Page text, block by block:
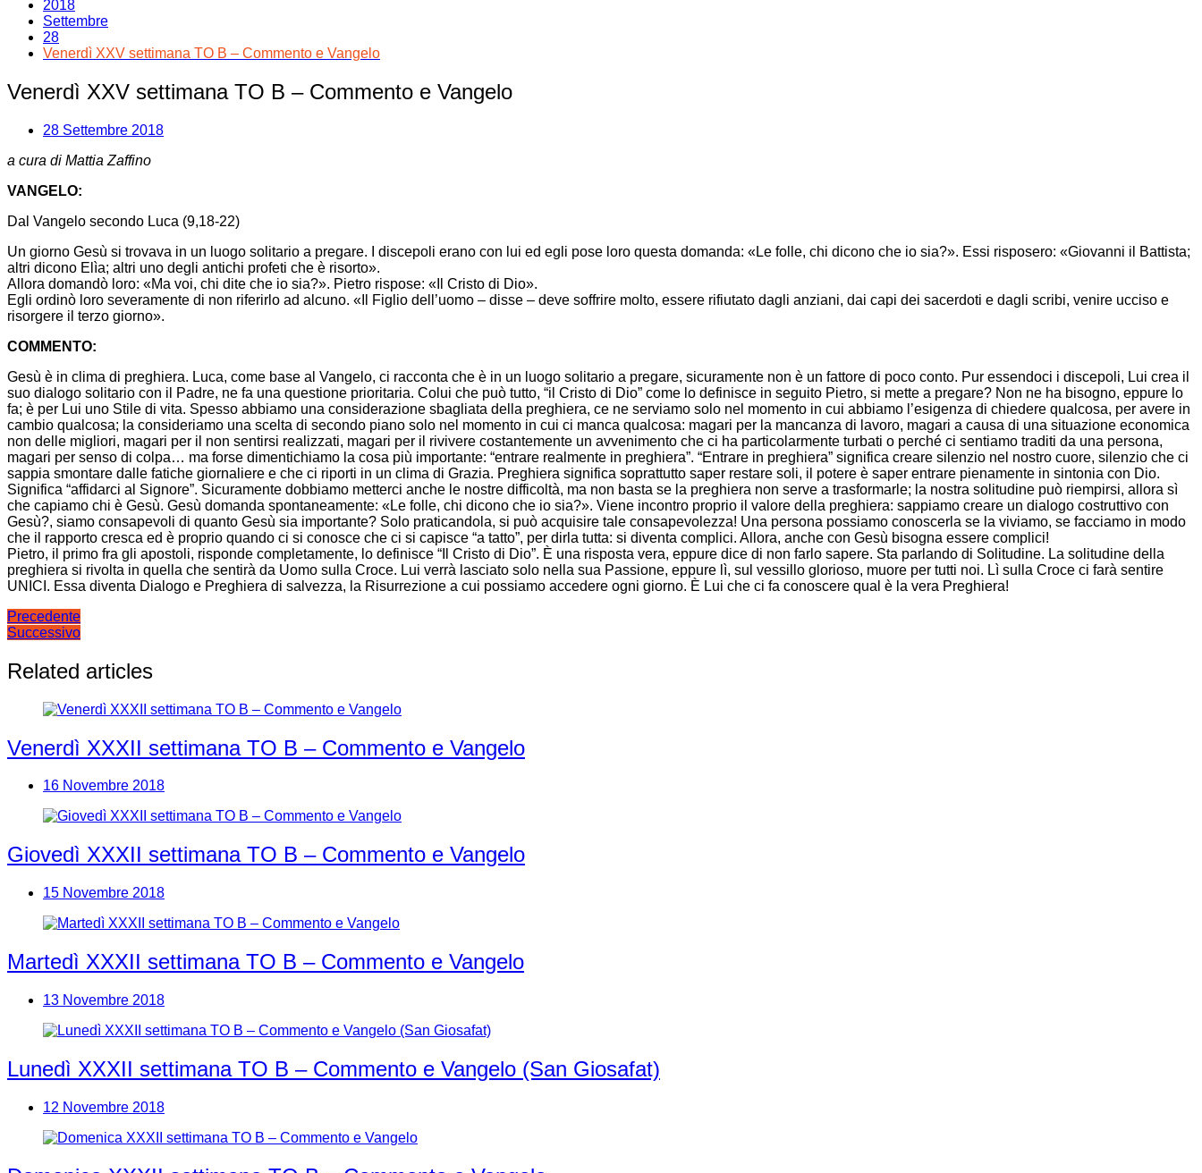
2018
Settembre
28
Venerdì XXV settimana TO B – Commento e Vangelo
Venerdì XXV settimana TO B – Commento e Vangelo
28 Settembre 2018
a cura di Mattia Zaffino
VANGELO:
Dal Vangelo secondo Luca (9,18-22)
Un giorno Gesù si trovava in un luogo solitario a pregare. I discepoli erano con lui ed egli pose loro questa domanda: «Le folle, chi dicono che io sia?». Essi risposero: «Giovanni il Battista;
altri dicono Elìa; altri uno degli antichi profeti che è risorto».
Allora domandò loro: «Ma voi, chi dite che io sia?». Pietro rispose: «Il Cristo di Dio».
Egli ordinò loro severamente di non riferirlo ad alcuno. «Il Figlio dell’uomo – disse – deve soffrire molto, essere rifiutato dagli anziani, dai capi dei sacerdoti e dagli scribi, venire ucciso e
risorgere il terzo giorno».
COMMENTO:
Gesù è in clima di preghiera. Luca, come base al Vangelo, ci racconta che è in un luogo solitario a pregare, sicuramente non è un fattore di poco conto. Pur essendoci i discepoli, Lui crea il
suo dialogo solitario con il Padre, ne fa una questione prioritaria. Colui che può tutto, “il Cristo di Dio” come lo definisce in seguito Pietro, si mette a pregare? Non ne ha bisogno, eppure lo
fa; è per Lui uno Stile di vita. Spesso abbiamo una considerazione sbagliata della preghiera, ce ne serviamo solo nel momento in cui abbiamo l’esigenza di chiedere qualcosa, per avere in
cambio qualcosa; la consideriamo una scelta di secondo piano solo nel momento in cui ci manca qualcosa: magari per la mancanza di lavoro, magari a causa di una situazione economica
non delle migliori, magari per il non sentirsi realizzati, magari per il rivivere costantemente un avvenimento che ci ha particolarmente turbati o perché ci sentiamo traditi da una persona,
magari per senso di colpa… ma forse dimentichiamo la cosa più importante: “entrare realmente in preghiera”. “Entrare in preghiera” significa creare silenzio nel nostro cuore, silenzio che ci
sappia smontare dalle fatiche giornaliere e che ci riporti in un clima di Grazia. Preghiera significa soprattutto saper restare soli, il potere è saper entrare pienamente in sintonia con Dio.
Significa “affidarci al Signore”. Sicuramente dobbiamo metterci anche le nostre difficoltà, ma non basta se la preghiera non serve a trasformarle; la nostra solitudine può riempirsi, allora sì
che capiamo chi è Gesù. Gesù domanda spontaneamente: «Le folle, chi dicono che io sia?». Viene incontro proprio il valore della preghiera: sappiamo creare un dialogo costruttivo con
Gesù?, siamo consapevoli di quanto Gesù sia importante? Solo praticandola, si può acquisire tale consapevolezza! Una persona possiamo conoscerla se la viviamo, se facciamo in modo
che il rapporto cresca ed è proprio quando ci si conosce che ci si capisce “a tatto”, per dirla tutta: si diventa complici. Allora, anche con Gesù bisogna essere complici!
Pietro, il primo fra gli apostoli, risponde completamente, lo definisce “Il Cristo di Dio”. È una risposta vera, eppure dice di non farlo sapere. Sta parlando di Solitudine. La solitudine della
preghiera si rivolta in quella che sentirà da Uomo sulla Croce. Lui verrà lasciato solo nella sua Passione, eppure lì, sul vessillo glorioso, muore per tutti noi. Lì sulla Croce ci farà sentire
UNICI. Essa diventa Dialogo e Preghiera di salvezza, la Risurrezione a cui possiamo accedere ogni giorno. È Lui che ci fa conoscere qual è la vera Preghiera!
Navigazione
articoli
Precedente
Successivo
Related articles
Venerdì XXXII settimana TO B – Commento e Vangelo
16 Novembre 2018
Giovedì XXXII settimana TO B – Commento e Vangelo
15 Novembre 2018
Martedì XXXII settimana TO B – Commento e Vangelo
13 Novembre 2018
Lunedì XXXII settimana TO B – Commento e Vangelo (San Giosafat)
12 Novembre 2018